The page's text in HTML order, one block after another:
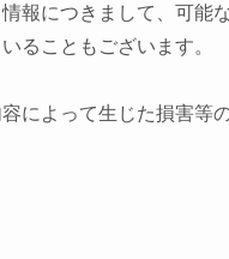
報につきまして、可能
ることもございます。
によって生じた損害等